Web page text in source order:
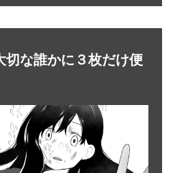
切な誰かに３枚だけ便